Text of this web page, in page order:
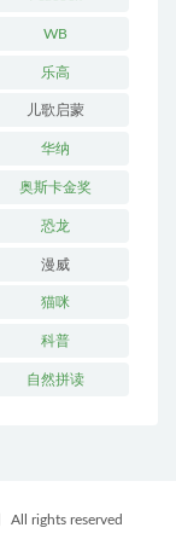
WB
乐高
儿歌启蒙
华纳
奥斯卡金奖
恐龙
漫威
猫咪
科普
自然拼读
All rights reserved